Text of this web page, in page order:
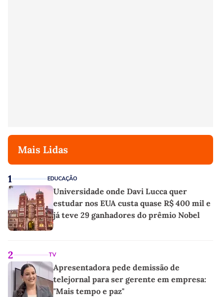
Mais Lidas
1 EDUCAÇÃO
Universidade onde Davi Lucca quer
estudar nos EUA custa quase R$ 400 mil e
já teve 29 ganhadores do prêmio Nobel
2 TV
Apresentadora pede demissão de
telejornal para ser gerente em empresa:
"Mais tempo e paz"